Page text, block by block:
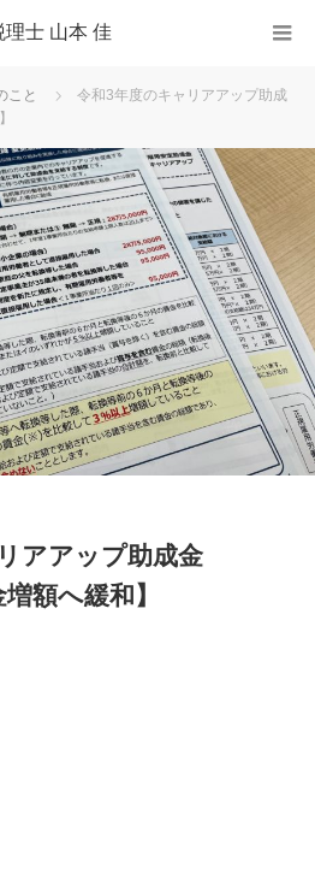
士 山本 佳
こと
令和3年度のキャリアアップ助成
アアップ助成金
額へ緩和】